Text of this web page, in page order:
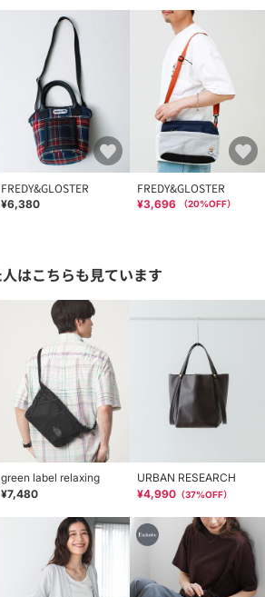
FREDY&GLOSTER
¥6,380
FREDY&GLOSTER
¥3,696 （20%OFF）